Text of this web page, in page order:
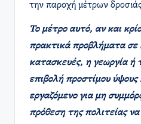
την παροχή μέτρων
Το μέτρο αυτό, αν και
πρακτικά προβλήματα σε
κατασκευές, η γεωργία ή
επιβολή προστίμου
εργαζόμενο για μη
πρόθεση της πολιτείας